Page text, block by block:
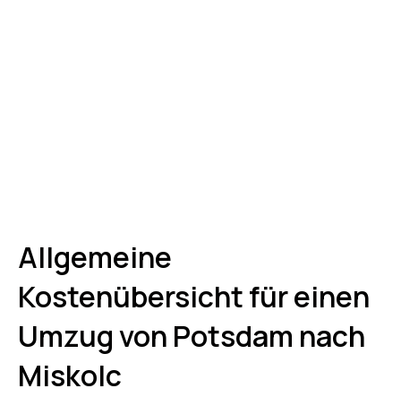
Allgemeine
Kostenübersicht für einen
Umzug von Potsdam nach
Miskolc